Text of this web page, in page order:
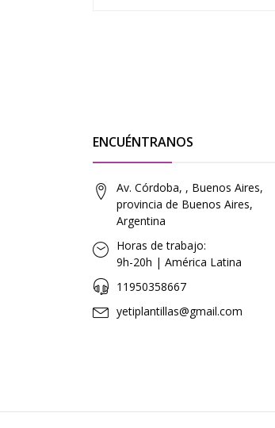
ENCUÉNTRANOS
Av. Córdoba, , Buenos Aires,
provincia de Buenos Aires,
Argentina
Horas de trabajo:
9h-20h | América Latina
11950358667
yetiplantillas@gmail.com